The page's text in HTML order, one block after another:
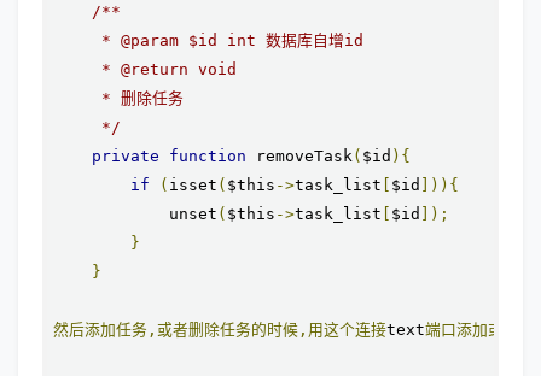
/**
     * @param $id int 数据库自增id
     * @return void
     * 删除任务
     */
private
function removeTask ( $id ){
if
( isset ( $this ->task_list $id
])){
            unset
( $this ->task_list $id
]);
}
}
然后添加任务,或者删除任务的时候,用这个连接text端口添加或者